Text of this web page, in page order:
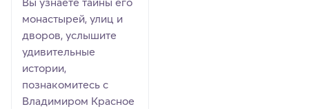
монастырей, улиц и
дворов, услышите
удивительные
истории,
познакомитесь с
Владимиром Красное